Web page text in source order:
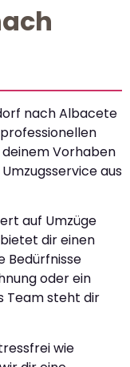
nach Albacete
deinem Vorhaben
aus
auf Umzüge
dir einen
Bedürfnisse
oder ein
Team steht dir
wie